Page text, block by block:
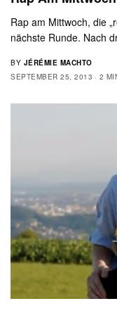
Rap am Mittwoch, die
nächste Runde. Nach
BY JÉRÉMIE MACHTO
SEPTEMBER 25, 2013
2